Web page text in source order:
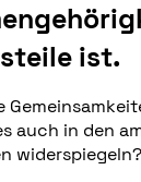
ist.
auch in den
widerspiegeln?